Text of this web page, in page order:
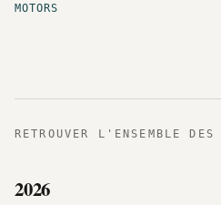
MOTORS
RETROUVER L'ENSEMBLE
2026